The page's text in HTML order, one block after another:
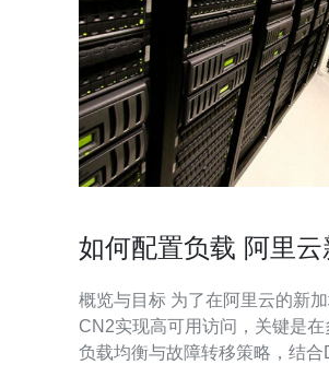
如何配置负载 阿里
概览与目标 为了在阿里云的新加坡与香港节点通过
CN2实现高可用访问，关键是
负载均衡与故障转移策略，结